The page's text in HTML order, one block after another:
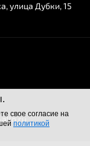
свое согласие на
политикой
,улица Дубки, 15
allo.ru